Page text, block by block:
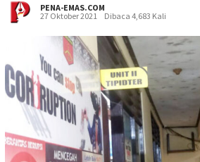
PENA-EMAS.COM
27 Oktober 2021
Dibaca 4,683 Kali